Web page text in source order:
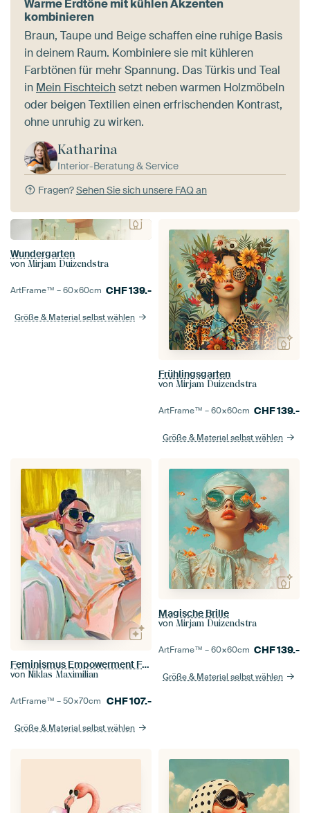
Warme Erdtöne mit kühlen Akzenten
kombinieren
Braun, Taupe und Beige schaffen eine ruhige Basis
in deinem Raum. Kombiniere sie mit kühleren
Farbtönen für mehr Spannung. Das Türkis und Teal
in Mein Fischteichsetzt neben warmen Holzmöbeln
oder beigen Textilien einen erfrischenden Kontrast,
ohne unruhig zu wirken.
Katharina
Interior-Beratung & Service
Fragen?Sehen Sie sich unsere FAQ an
Wundergarten
von Mirjam Duizendstra
ArtFrame™ –60×60cm CHF139.-
Größe & Material selbst wählen
Frühlingsgarten
von Mirjam Duizendstra
ArtFrame™ –60×60cm CHF139.-
Größe & Material selbst wählen
Feminismus Empowerment Frauenpower Selbstbewusstsein I
von Niklas Maximilian
ArtFrame™ –50×70cm CHF107.-
Größe & Material selbst wählen
Magische Brille
von Mirjam Duizendstra
ArtFrame™ –60×60cm CHF139.-
Größe & Material selbst wählen